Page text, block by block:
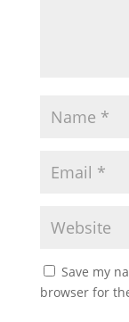
Save my
browser for